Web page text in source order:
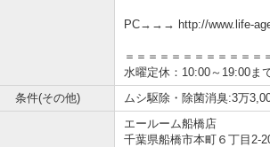
PC→→→ http://www.life-
＝＝＝＝＝＝＝＝＝＝＝＝
水曜定休：10:00～19:00ま
条件(その他)
ムシ駆除・除菌消臭:3万
エールーム船橋店
千葉県船橋市本町６丁目2-